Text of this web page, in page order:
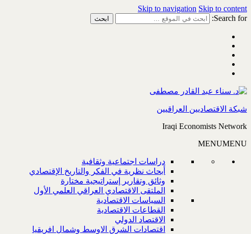
Skip to navigation Skip to content
Search for:
شبكة الاقتصاديين العراقيين
Iraqi Economists Network
MENUMENU
دراسات اجتماعية وثقافية
أبحاث نظرية في الفكر والتاريخ الإقتصادي
وثائق وتقارير إستراتيجية مختارة
الملتقى الاقتصادي العراقي العلمي الأول
السياسات الاقتصادية
القطاعات الاقتصادية
الاقتصاد الدولي
اقتصادات الشرق الاوسط وشمال افريقيا